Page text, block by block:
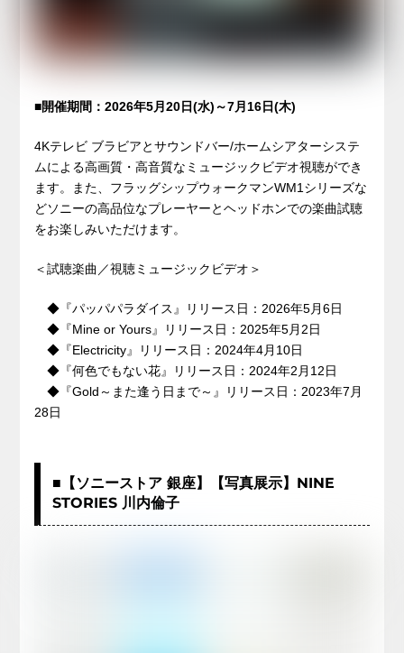
■開催期間：2026年5月20日(水)～7月16日(木)
4Kテレビ ブラビアとサウンドバー/ホームシアターシステ
ムによる高画質・高音質なミュージックビデオ視聴ができ
ます。また、フラッグシップウォークマンWM1シリーズな
どソニーの高品位なプレーヤーとヘッドホンでの楽曲試聴
をお楽しみいただけます。
＜試聴楽曲／視聴ミュージックビデオ＞
◆『パッパパラダイス』リリース日：2026年5月6日
◆『Mine or Yours』リリース日：2025年5月2日
◆『Electricity』リリース日：2024年4月10日
◆『何色でもない花』リリース日：2024年2月12日
◆『Gold～また逢う日まで～』リリース日：2023年7月
28日
■【ソニーストア 銀座】【写真展示】NINE
STORIES 川内倫子